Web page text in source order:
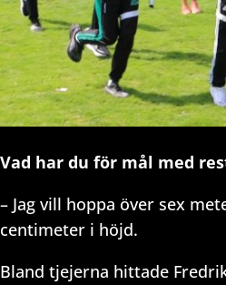
Vad har du för mål med
– Jag vill hoppa över sex
centimeter i höjd.
Bland tjejerna hittade